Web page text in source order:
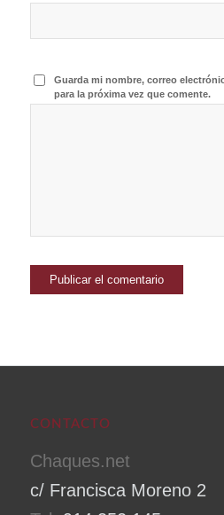
Guarda mi nombre, correo
para la próxima vez que comente.
CONTACTO
Chaques.net
c/ Francisca Moreno 2